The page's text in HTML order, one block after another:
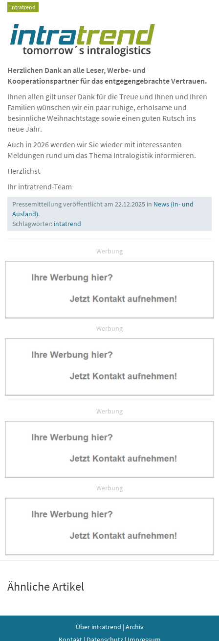
Herzlichen Dank an alle Leser, Werbe- und
Kooperationspartner für das entgegengebrachte Vertrauen.
Ihnen allen gilt unser Dank für die Treue und Ihnen und Ihren
Familien wünschen wir ein paar ruhige, erholsame und
besinnliche Weihnachtstage sowie einen guten Rutsch ins
neue Jahr.
Auch in 2026 werden wir Sie wieder mit interessanten
Meldungen rund um das Thema Intralogistik informieren.
Herzlichst
Ihr intratrend-Team
Pressemitteilung veröffentlicht am 22.12.2025 in
Ausland).
Werbung
Werbung
Werbung